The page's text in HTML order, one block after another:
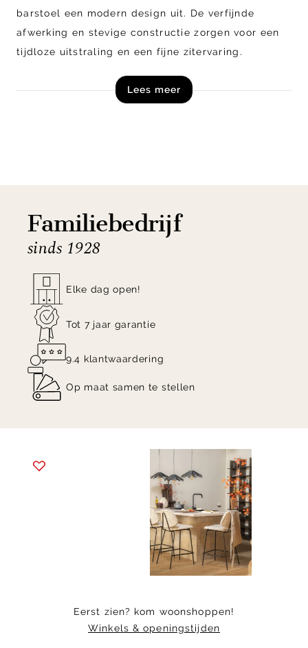
barstoel een modern design uit. De verfijnde
afwerking en stevige constructie zorgen voor een
tijdloze uitstraling en een fijne zitervaring.
Shop de Eleonora Barstoel Jon nu online of bezoek
Lees meer
Familiebedrijf
sinds 1928
Elke dag open!
Tot 7 jaar garantie
9.4 klantwaardering
Op maat samen te stellen
Eerst zien? kom woonshoppen!
Winkels & openingstijden